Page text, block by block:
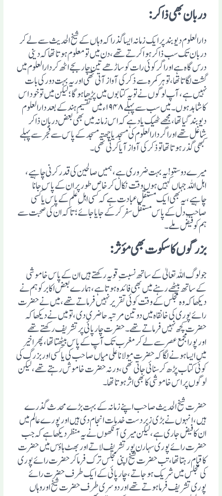
دربان بھی ذاکر:
دارالعلوم دیوبند پرایک زمانہ ایسا گذرا کہ وہاں کے شیخ الحدیث سے لے کر
دربان تک سب ذاکر ہوا کرتے تھے، دن میں تو معلوم ہوتا تھا کہ دینی
درس گاہ ہے اوراگرکوئی رات کو ساڑھے تین چار بجے اٹھ کردارالعلوم میں
گشت لگاتا تھا ،تو ہرکمرہ سے ذکر کی آواز آتی تھی اوریہ بہت دور کی بات
نہیں ہے، آپ لوگوں نے تو یہ کتابوں میں پڑھا ہوگا؛ لیکن میں تو خود اس
کا شاہد ہوں۔ میں سب سے پہلے ۱۹۴۸ء میں تقسیمِ ہند کے بعد دارالعلوم
دیو بند گیا تھا، مجھے ٹھیک یاد ہے کہ اس زمانہ میں بھی بعض دربان ذاکر
شاغل تھے اوراگردارالعلوم کی مسجد یا چھتہ مسجد کے پاس سے فجر سے پہلے
کبھی گذرہوتا تھا تو ذکر کی آواز آیا کرتی تھی۔
میرے دوستو! یہ بہت ضروری ہے، ہمیں صالحین کی قدر کرنی چاہیے،
اہل اللہ جہاں کہیں ہوں وقت نکال کرخاص طورپران کے پاس جانا
چاہیے، یہ بھی ایک مستقل عبادت ہے کہ کسی اہلِ علم کے پاس یا کسی
صاحبِ دل کے پاس مستقل سفرکرکے جایا جائے؛ تا کہ ان کی صحبت سے
ہم کو فیض ملے۔
بزرگوں کا سکوت بھی مؤثر:
جو لوگ اللہ تعالیٰ کے ساتھ نسبتِ قو یہ رکھتے ہیں ان کے پاس خاموشی
کے ساتھ بیٹھے رہنے میں بھی فائدہ ہوتا ہے، ہمارے بعض اکابر کو ہم نے
دیکھا کہ وہ مجلس کے وقت کوئی تقریرنہیں فرماتے تھے، میں نے حضرت
رائے پوری کی خانقاہ میں دو تین مرتبہ حاضری دی، تو میں نے دیکھا کہ
حضرت کچھ نہیں فرماتے تھے۔ حضرت چار پائی پرتشریف رکھتے تھے
اورپورا مجمع عصر سے لے کر مغرب تک آپ کے پاس بیٹھتا تھا، پھراخیر
میں ایسا ہونے لگا کہ حضرت مولانا علی میاں صاحب کی یا کسی اوربزرگ کی
کوئی کتاب پڑھ کرسنائی جاتی تھی، ورنہ حضرت خاموش رہتے تھے، لیکن
لوگوں پراس خاموشی کا بھی اثرہوتا تھا۔
حضرت شیخ الحدیث صاحب اپنے زمانہ کے بہت بڑے محدث گذرے
ہیں، انہوں نے بڑی زبردست خدمات انجام دی ہیں اور پورے عالم میں
ان کا فیض جاری ہے، لیکن میری آنکھوں نے یہ منظر دیکھا ہے کہ جب
حضرت رائے پوری سہارن پور تشریف لاتے اور بھٹ ہاؤس میں حضرت
کا قیام رہتا تھا، تب حضرت شیخ اپنی مجلس ترک فرما کر حضرت رائے پوری
کی مجلس میں شریک ہو جاتے، چار پائی کے ایک طرف حضرت رائے
پوری تشریف فرما ہوتے تھے اور دوسری طرف حضرت شیخ اوروہاں